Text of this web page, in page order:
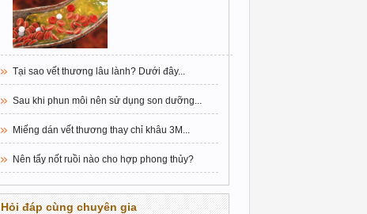
Tại sao vết thương lâu lành? Dưới đây...
Sau khi phun môi nên sử dụng son dưỡng...
Miếng dán vết thương thay chỉ khâu 3M...
Nên tẩy nốt ruồi nào cho hợp phong thủy?
Hỏi đáp cùng chuyên gia